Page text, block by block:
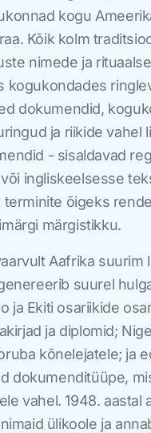
kogu
Kõik kolm
nimede ja
kogukondades
dokumendid,
ja riikide vahel
- sisaldavad
ingliskeelsesse
õigeks
märgistikku.
Aafrika suurim
suurel
ja Ekiti osariikide
ja diplomid;
kõnelejatele; ja
dokumenditüüpe,
vahel. 1948. aastal
ülikoole ja